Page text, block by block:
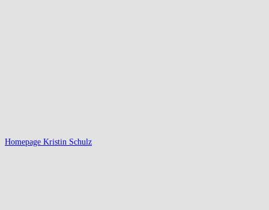
Homepage Kristin Schulz